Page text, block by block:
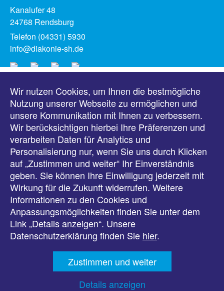
Kanalufer 48
24768 Rendsburg
Telefon (04331) 5930
info@diakonie-sh.de
Meldungen
Veranstaltungen
Downloads
Presse
Karriere
Kontakt
Datenschutz
Wir nutzen Cookies, um Ihnen die bestmögliche
Nutzung unserer Webseite zu ermöglichen und
unsere Kommunikation mit Ihnen zu verbessern.
Wir berücksichtigen hierbei Ihre Präferenzen und
verarbeiten Daten für Analytics und
Personalisierung nur, wenn Sie uns durch Klicken
auf „Zustimmen und weiter“ Ihr Einverständnis
geben. Sie können Ihre Einwilligung jederzeit mit
Wirkung für die Zukunft widerrufen. Weitere
Informationen zu den Cookies und
Anpassungsmöglichkeiten finden Sie unter dem
Link „Details anzeigen“. Unsere
Datenschutzerklärung finden Sie hier.
Zustimmen und weiter
Details anzeigen